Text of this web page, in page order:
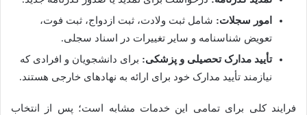
امور سجلات: شامل ثبت ولادت، ثبت ازدواج، ثبت فوت،
تعویض شناسنامه و سایر تغییرات در اسناد سجلی.
تأیید مدارک تحصیلی و پزشکی: برای دانشجویان و افرادی که
نیازمند تأیید مدارک خود برای ارائه به نهادهای خارجی هستند.
فرایند کلی برای تمامی این خدمات مشابه است؛ پس از انتخاب